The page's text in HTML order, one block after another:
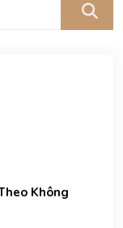
Không